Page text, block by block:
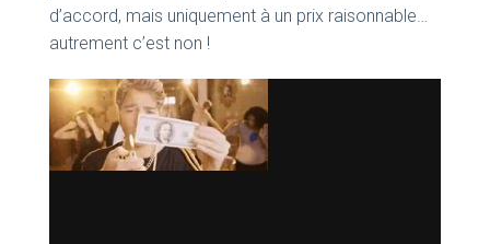
d’accord, mais uniquement à un prix raisonnable…
autrement c’est non !